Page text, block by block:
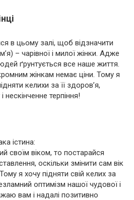
в цьому залі, щоб відзначити
– чарівної і милої жінки. Адже
ґрунтується все наше життя.
жінкам немає ціни. Тому я
келихи за її здоров’я,
терпіння!
істина:
своїм віком, то постарайся
оскільки змінити сам вік
я хочу підняти свій келих за
оптимізм нашої чудової і
вам і надалі позитивно